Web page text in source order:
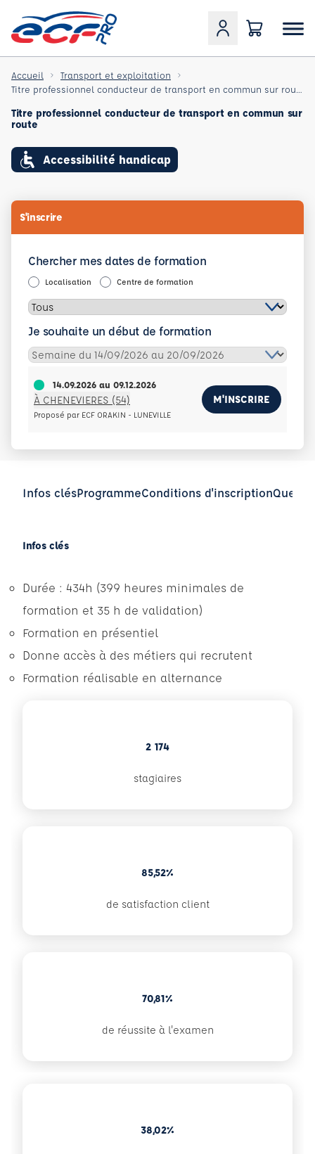
Accueil
Transport et exploitation
Titre professionnel conducteur de transport en commun sur
route
Accessibilité handicap
S'inscrire
Chercher mes dates de formation
Localisation Centre de formation
Je souhaite un début de formation
14.09.2026 au 09.12.2026
À CHENEVIERES (54)
Proposé par ECF ORAKIN - LUNEVILLE
M'INSCRIRE
Infos clésProgrammeConditions d'inscription
Infos clés
Durée : 434h (399 heures minimales de
formation et 35 h de validation)
Formation en présentiel
Donne accès à des métiers qui recrutent
Formation réalisable en alternance
2 174
stagiaires
85,52%
de satisfaction client
70,81%
de réussite à l'examen
38,02%